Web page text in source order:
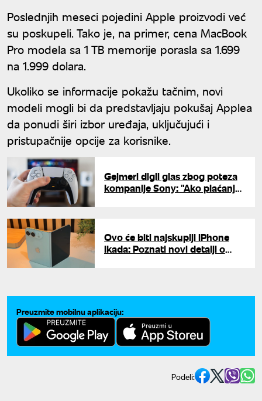
Poslednjih meseci pojedini Apple proizvodi već
su poskupeli. Tako je, na primer, cena MacBook
Pro modela sa 1 TB memorije porasla sa 1.699
na 1.999 dolara.
Ukoliko se informacije pokažu tačnim, novi
modeli mogli bi da predstavljaju pokušaj Applea
da ponudi širi izbor uređaja, uključujući i
pristupačnije opcije za korisnike.
Gejmeri digli glas zbog poteza
kompanije Sony: "Ako plaćanje
Ovo će biti najskuplji iPhone
ikada: Poznati novi detalji o
Preuzmite mobilnu aplikaciju:
Podeli: